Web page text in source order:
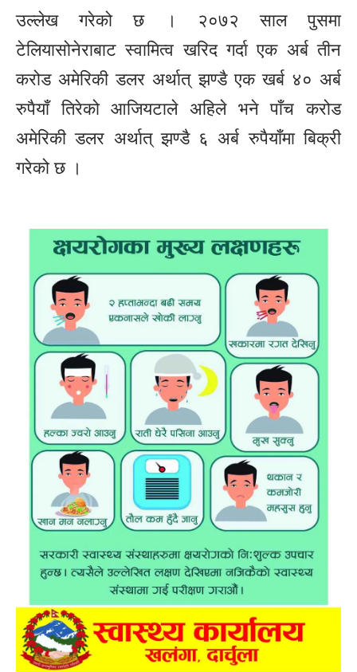
उल्लेख गरेको छ । २०७२ साल पुसमा
टेलियासोनेराबाट स्वामित्व खरिद गर्दा एक अर्ब तीन
करोड अमेरिकी डलर अर्थात् झण्डै एक खर्ब ४० अर्ब
रुपैयाँ तिरेको आजियटाले अहिले भने पाँच करोड
अमेरिकी डलर अर्थात् झण्डै ६ अर्ब रुपैयाँमा बिक्री
गरेको छ ।